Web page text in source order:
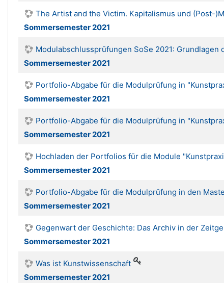
The Artist and the Victim. Kapitalismus und (Post-
Sommersemester 2021
Modulabschlussprüfungen SoSe 2021:
Sommersemester 2021
Portfolio-Abgabe für die Modulprüfung in
Sommersemester 2021
Portfolio-Abgabe für die Modulprüfung in
Sommersemester 2021
Hochladen der Portfolios für die Module
Sommersemester 2021
Portfolio-Abgabe für die Modulprüfung in den
Sommersemester 2021
Gegenwart der Geschichte: Das Archiv in der
Sommersemester 2021
Was ist Kunstwissenschaft
Sommersemester 2021